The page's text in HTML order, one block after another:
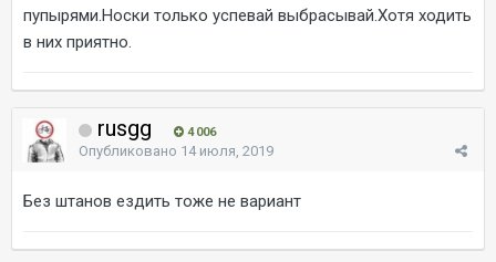
пупырями.Носки только успевай выбрасывай.Хотя ходить
в них приятно.
rusgg 4 006
Опубликовано 14 июля, 2019
Без штанов ездить тоже не вариант